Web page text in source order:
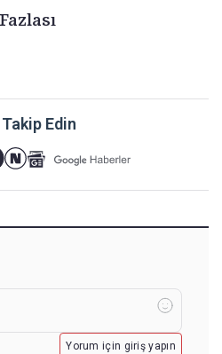
Edin
Yorum için giriş yapın